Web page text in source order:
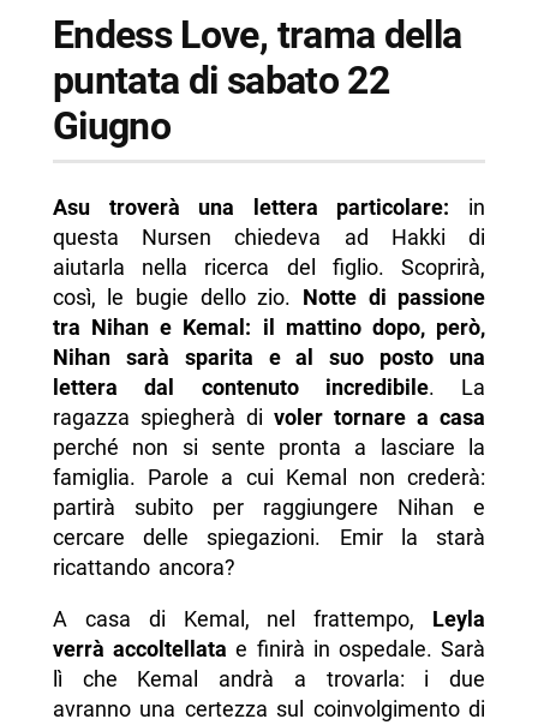
Endess Love, trama della
puntata di sabato 22
Giugno
Asu troverà una lettera particolare: in
questa Nursen chiedeva ad Hakki di
aiutarla nella ricerca del figlio. Scoprirà,
così, le bugie dello zio. Notte di passione
tra Nihan e Kemal: il mattino dopo, però,
Nihan sarà sparita e al suo posto una
lettera dal contenuto incredibile. La
ragazza spiegherà di voler tornare a casa
perché non si sente pronta a lasciare la
famiglia. Parole a cui Kemal non crederà:
partirà subito per raggiungere Nihan e
cercare delle spiegazioni. Emir la starà
ricattando ancora?
A casa di Kemal, nel frattempo, Leyla
verrà accoltellatae finirà in ospedale. Sarà
lì che Kemal andrà a trovarla: i due
avranno una certezza sul coinvolgimento di